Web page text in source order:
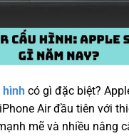
hình có gì đặc biệt?
Air đầu tiên với
mẽ và nhiều nâng